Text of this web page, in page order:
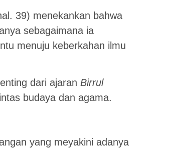
39) menekankan bahwa
sebagaimana ia
menuju keberkahan ilmu
dari ajaran Birrul
budaya dan agama.
yang meyakini adanya